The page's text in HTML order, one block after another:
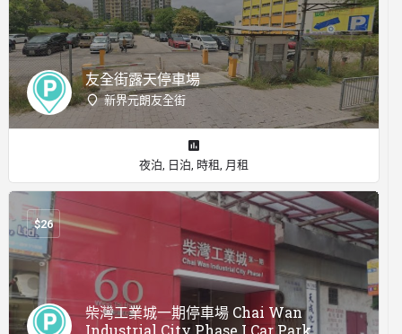
友全街露天停車場
新界元朗友全街
夜泊, 日泊, 時租, 月租
柴灣工業城一期停車場 Chai Wan
Industrial City Phase I Car Park
$26